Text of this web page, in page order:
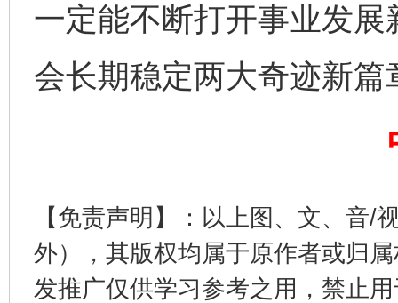
一定能不断打开事业发
会长期稳定两大奇迹新篇
【免责声明】：以上图、文、音/
外），其版权均属于原作者或归
发推广仅供学习参考之用，禁止